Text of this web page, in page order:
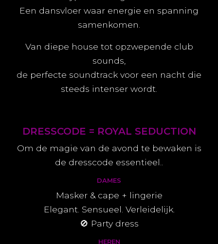
Een dansvloer waar energie en spanning
samenkomen.
Van diepe house tot opzwepende club
sounds,
de perfecte soundtrack voor een nacht die
steeds intenser wordt.
DRESSCODE = ROYAL SEDUCTION
Om de magie van de avond te bewaken is
de dresscode essentieel..
DAMES
Masker & cape + lingerie
Elegant. Sensueel. Verleidelijk.
🚫 Party dress
HEREN